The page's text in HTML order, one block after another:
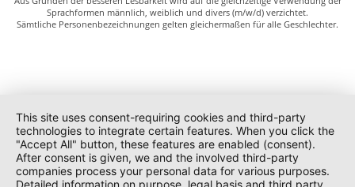
Sprachformen männlich, weiblich und divers (m/w/d) verzichtet.
Sämtliche Personenbezeichnungen gelten gleichermaßen für alle Geschlechter.
This site uses consent-requiring cookies and third-party
technologies to integrate certain features. When you click the
"Accept All" button, these features are enabled (consent).
After consent is given, we and the involved third-party
companies process your personal data for various purposes.
Detailed information on purpose, legal basis and third party